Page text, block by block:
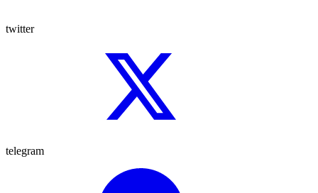
twitter
telegram